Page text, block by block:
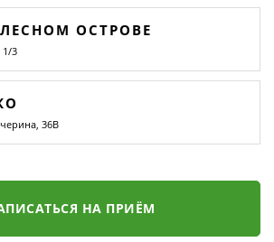
ОСТРОВЕ
1/3
36В
НА ПРИЁМ